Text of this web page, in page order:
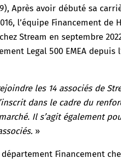
Après avoir débuté sa
l’équipe Financement de
Stream en septembre
Legal 500 EMEA depuis
les 14 associés de
dans le cadre du
Il s’agit également
»
Financement